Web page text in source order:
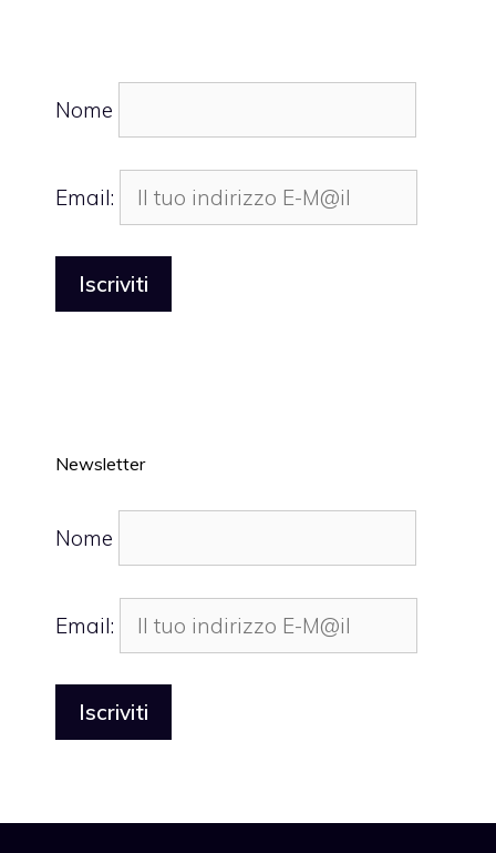
Nome
Email:
Newsletter
Nome
Email: